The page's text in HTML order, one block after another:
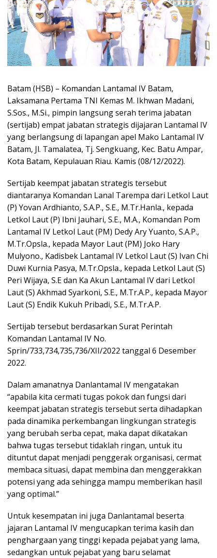
Batam (HSB) – Komandan Lantamal IV Batam,
Laksamana Pertama TNI Kemas M. Ikhwan Madani,
S.Sos., M.Si., pimpin langsung serah terima jabatan
(sertijab) empat jabatan strategis dijajaran Lantamal IV
yang berlangsung di lapangan apel Mako Lantamal IV
Batam, Jl. Tamalatea, Tj. Sengkuang, Kec. Batu Ampar,
Kota Batam, Kepulauan Riau. Kamis (08/12/2022).
Sertijab keempat jabatan strategis tersebut
diantaranya Komandan Lanal Tarempa dari Letkol Laut
(P) Yovan Ardhianto, S.A.P., S.E., M.Tr.Hanla., kepada
Letkol Laut (P) Ibni Jauhari, S.E., M.A., Komandan Pom
Lantamal IV Letkol Laut (PM) Dedy Ary Yuanto, S.A.P.,
M.Tr.Opsla., kepada Mayor Laut (PM) Joko Hary
Mulyono., Kadisbek Lantamal IV Letkol Laut (S) Ivan Chi
Duwi Kurnia Pasya, M.Tr.Opsla., kepada Letkol Laut (S)
Peri Wijaya, S.E dan Ka Akun Lantamal IV dari Letkol
Laut (S) Akhmad Syarkoni, S.E., M.Tr.A.P., kepada Mayor
Laut (S) Endik Kukuh Pribadi, S.E., M.Tr.A.P.
Sertijab tersebut berdasarkan Surat Perintah
Komandan Lantamal IV No.
Sprin/733,734,735,736/XII/2022 tanggal 6 Desember
2022.
Dalam amanatnya Danlantamal IV mengatakan
“apabila kita cermati tugas pokok dan fungsi dari
keempat jabatan strategis tersebut serta dihadapkan
pada dinamika perkembangan lingkungan strategis
yang berubah serba cepat, maka dapat dikatakan
bahwa tugas tersebut tidaklah ringan, untuk itu
dituntut dapat menjadi penggerak organisasi, cermat
membaca situasi, dapat membina dan menggerakkan
potensi yang ada sehingga mampu memberikan hasil
yang optimal.”
Untuk kesempatan ini juga Danlantamal beserta
jajaran Lantamal IV mengucapkan terima kasih dan
penghargaan yang tinggi kepada pejabat yang lama,
sedangkan untuk pejabat yang baru selamat